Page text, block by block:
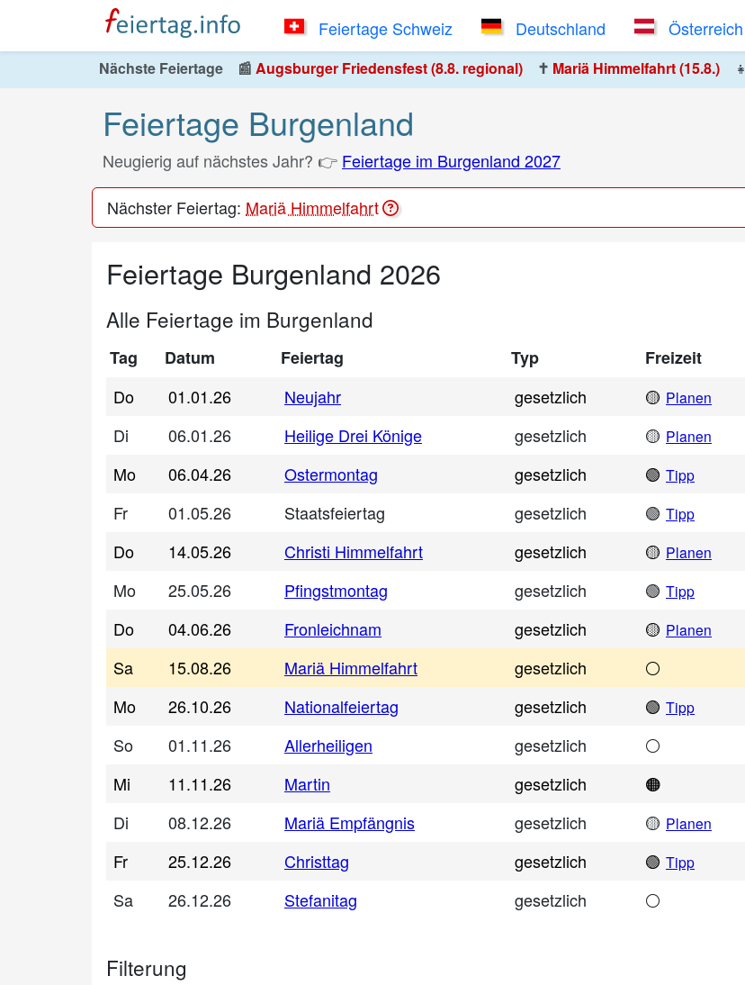
Feiertage Schweiz Deutschland Österreich
Nächste Feiertage 📰 Augsburger Friedensfest (8.8. regional) ✝️ Mariä Himmelfahrt (15.8.) 👧
Feiertage Burgenland
Neugierig auf nächstes Jahr? 👉 Feiertage im Burgenland 2027
Nächster Feiertag: Mariä Himmelfahrt
Feiertage Burgenland 2026
Alle Feiertage im Burgenland
Tag Datum Feiertag Typ
Freizeit
Do
01.01.26 Neujahr gesetzlich 🟡 Planen
Di 06.01.26 Heilige Drei Könige gesetzlich 🟡 Planen
Mo 06.04.26 Ostermontag gesetzlich 🟢 Tipp
Fr 01.05.26 Staatsfeiertag gesetzlich 🟢 Tipp
Do 14.05.26 Christi Himmelfahrt gesetzlich 🟡 Planen
Mo 25.05.26 Pfingstmontag gesetzlich 🟢 Tipp
Do 04.06.26 Fronleichnam gesetzlich 🟡 Planen
Sa 15.08.26 Mariä Himmelfahrt gesetzlich
⚪
Mo
26.10.26 Nationalfeiertag gesetzlich 🟢 Tipp
So 01.11.26 Allerheiligen gesetzlich
⚪
Mi
11.11.26 Martin gesetzlich
🟠
Di
08.12.26 Mariä Empfängnis gesetzlich 🟡 Planen
Fr 25.12.26 Christtag gesetzlich 🟢 Tipp
Sa 26.12.26 Stefanitag gesetzlich ⚪
Filterung